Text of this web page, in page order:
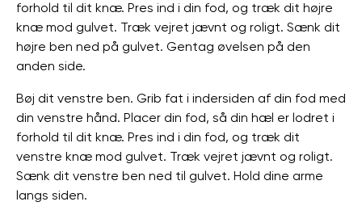
forhold til dit knæ. Pres ind i din fod, og træk dit højre
knæ mod gulvet. Træk vejret jævnt og roligt. Sænk dit
højre ben ned på gulvet. Gentag øvelsen på den
anden side.
Bøj dit venstre ben. Grib fat i indersiden af ​​din fod med
din venstre hånd. Placer din fod, så din hæl er lodret i
forhold til dit knæ. Pres ind i din fod, og træk dit
venstre knæ mod gulvet. Træk vejret jævnt og roligt.
Sænk dit venstre ben ned til gulvet. Hold dine arme
langs siden.